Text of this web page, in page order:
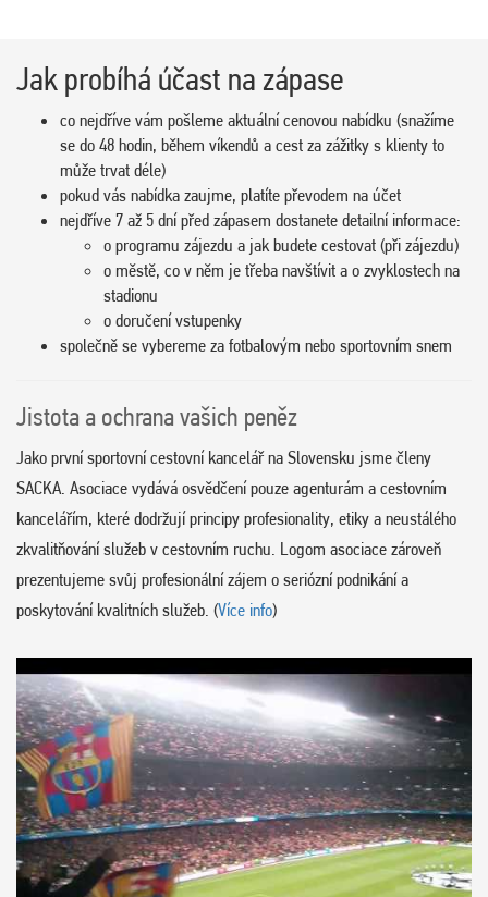
Jak probíhá účast na zápase
co nejdříve vám pošleme aktuální cenovou nabídku (snažíme
se do 48 hodin, během víkendů a cest za zážitky s klienty to
může trvat déle)
pokud vás nabídka zaujme, platíte převodem na účet
nejdříve 7 až 5 dní před zápasem dostanete detailní informace:
o programu zájezdu a jak budete cestovat (při zájezdu)
o městě, co v něm je třeba navštívit a o zvyklostech na
stadionu
o doručení vstupenky
společně se vybereme za fotbalovým nebo sportovním snem
Jistota a ochrana vašich peněz
Jako první sportovní cestovní kancelář na Slovensku jsme členy
SACKA. Asociace vydává osvědčení pouze agenturám a cestovním
kancelářím, které dodržují principy profesionality, etiky a neustálého
zkvalitňování služeb v cestovním ruchu. Logom asociace zároveň
prezentujeme svůj profesionální zájem o seriózní podnikání a
poskytování kvalitních služeb. (Více info)